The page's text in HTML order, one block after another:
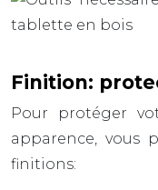
Finition:
Pour protéger
apparence, vous
finitions: